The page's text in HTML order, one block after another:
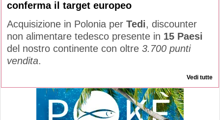
conferma il target europeo
Acquisizione in Polonia per Tedi, discounter
non alimentare tedesco presente in 15 Paesi
del nostro continente con oltre 3.700 punti
vendita.
Vedi tutte